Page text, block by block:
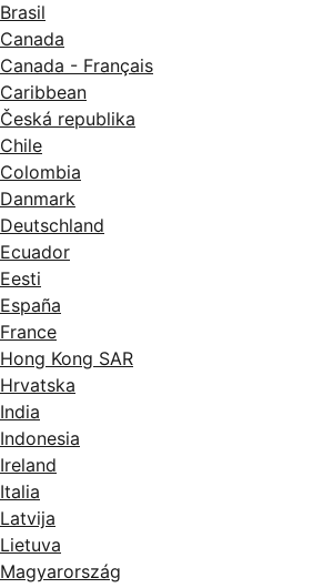
Brasil
Canada
Canada - Français
Caribbean
Česká republika
Chile
Colombia
Danmark
Deutschland
Ecuador
Eesti
España
France
Hong Kong SAR
Hrvatska
India
Indonesia
Ireland
Italia
Latvija
Lietuva
Magyarország